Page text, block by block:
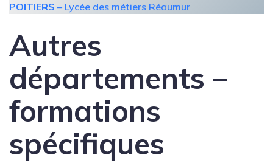
POITIERS – Lycée des métiers Réaumur
Autres
départements –
formations
spécifiques